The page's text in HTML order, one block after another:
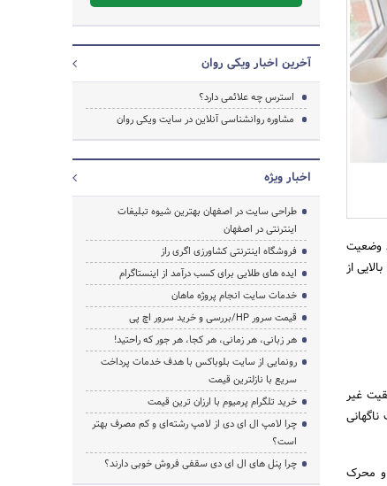
وضعیت
سطوح بالایی از
غیر
و محرک
آخرین اخبار ویکی روان
استرس چه علائمی دارد؟
مشاوره روانشناسی آنلاین در سایت ویکی روان
اخبار ویژه
طراحی سایت در اصفهان بهترین شیوه تبلیغات
اینترنتی در اصفهان
فروشگاه اینترنتی کشاورزی اگری راز
ایده های طلایی برای کسب درآمد از اینستاگرام
خدمات سایت انجام پروژه ماهان
قیمت سرور HP/بررسی و خرید سرور اچ پی
هر زبانی، هر زمانی، هر کجا، هر جور که راحتید!
رونمایی از سایت بلوباکس با هدف خدمات پرداخت
سریع با نازلترین قیمت
خرید تلگرام پرمیوم با ارزان ترین قیمت
چرا لامپ ال ای دی از لامپ رشته‌ای و کم مصرف بهتر
است؟
چرا پنل های ال ای دی سقفی فروش خوبی دارند؟